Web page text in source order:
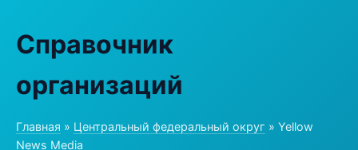
Справочник
организаций
Главная » Центральный федеральный округ » Yellow
News Media